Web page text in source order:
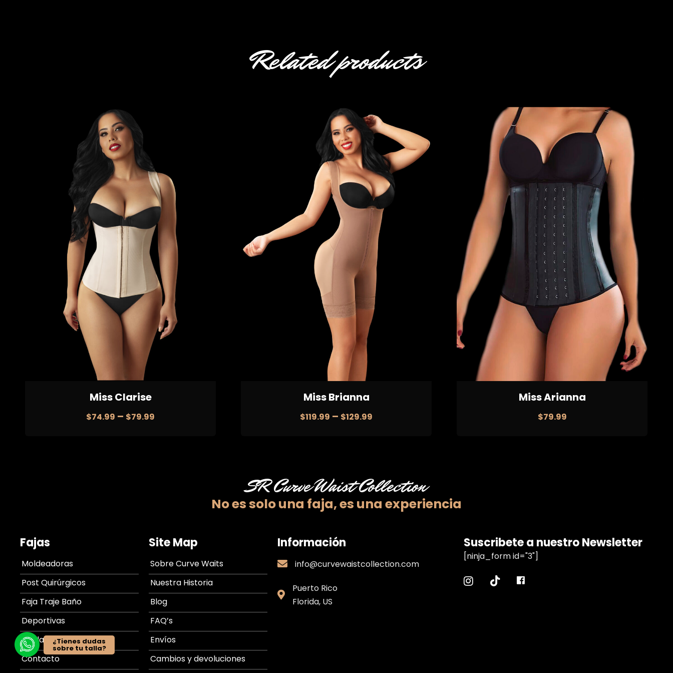
Related products
Miss Clarise
$74.99 – $79.99
Miss Brianna
$119.99 – $129.99
Miss Arianna
$79.99
SR Curve Waist Collection
No es solo una faja,es una experiencia
Fajas
Moldeadoras
Post Quirúrgicos
Faja Traje Baño
Deportivas
Tabla de medidas
Contacto
Site Map
Sobre Curve Waits
Nuestra Historia
Blog
FAQ’s
Envíos
Cambios y devoluciones
Información
info@curvewaistcollection.com
info@curvewaistcollection.com
Puerto
Rico
Puerto Rico
Florida, US
Suscribete a nuestro Newsletter
[ninja_form id="3"]
¿Tienes dudas
sobre tu talla?